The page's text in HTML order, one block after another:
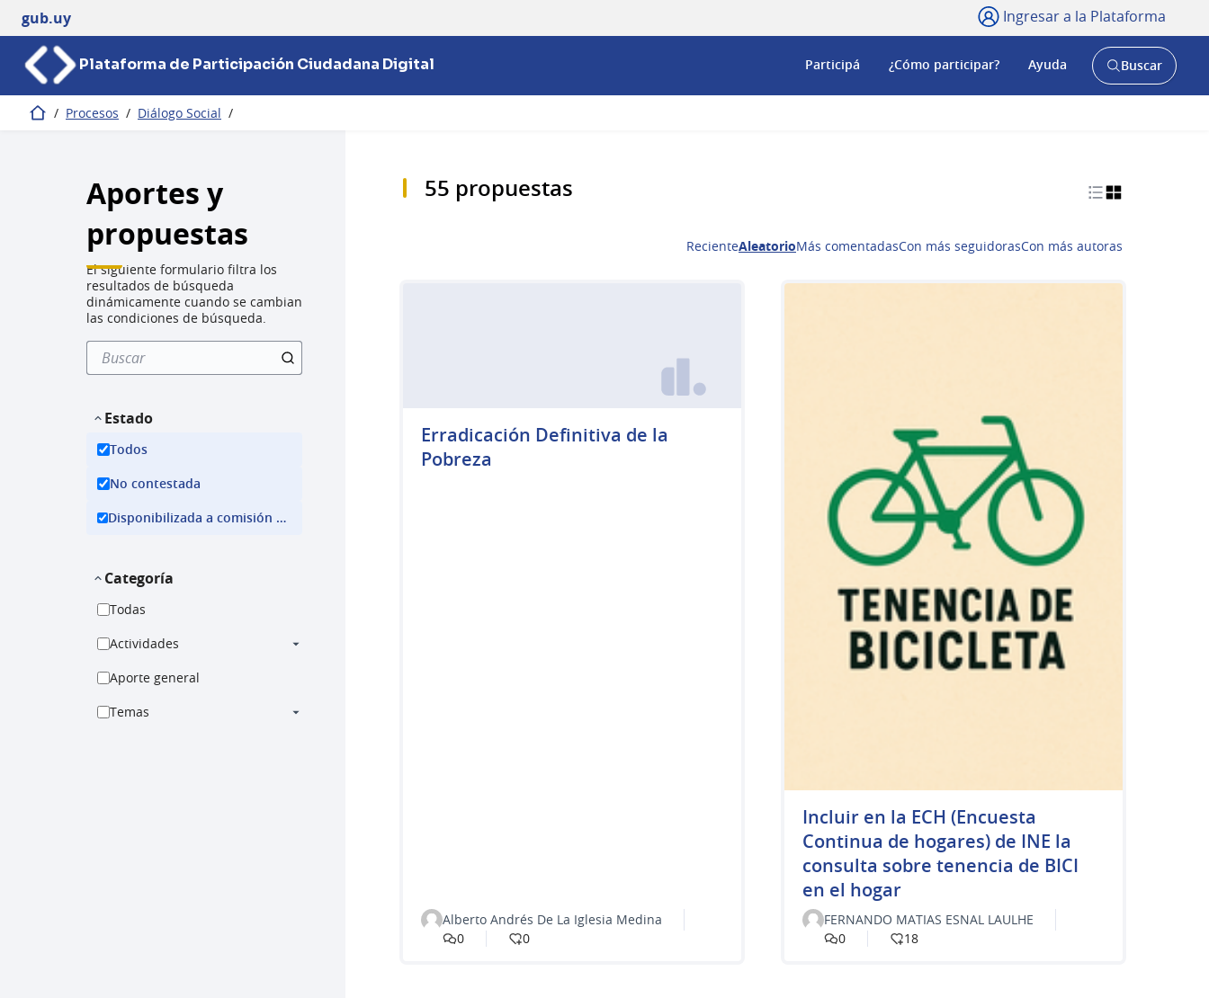
gub.uy Ingresar a la Plataforma
Plataforma de Participación Ciudadana Digital Participá ¿Cómo participar? Ayuda
AbrirBuscar
Inicio / Procesos / Diálogo Social /
Aportes y
propuestas
El siguiente formulario filtra los
resultados de búsqueda
dinámicamente cuando se cambian
las condiciones de búsqueda.
Estado
Todos
No contestada
Disponibilizada a comisión ejecutiva
Categoría
Todas
Actividades
Aporte general
Temas
55 propuestas
RecienteAleatorioMás comentadasCon más seguidorasCon más autoras
Erradicación Definitiva de la
Pobreza
Alberto Andrés De La Iglesia Medina
0
0
Incluir en la ECH (Encuesta
Continua de hogares) de INE la
consulta sobre tenencia de BICI
en el hogar
FERNANDO MATIAS ESNAL LAULHE
0
18